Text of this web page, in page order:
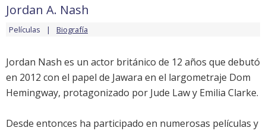
Jordan A. Nash
Películas Biografía
Jordan Nash es un actor británico de 12 años que debutó
en 2012 con el papel de Jawara en el largometraje Dom
Hemingway, protagonizado por Jude Law y Emilia Clarke.
Desde entonces ha participado en numerosas películas y